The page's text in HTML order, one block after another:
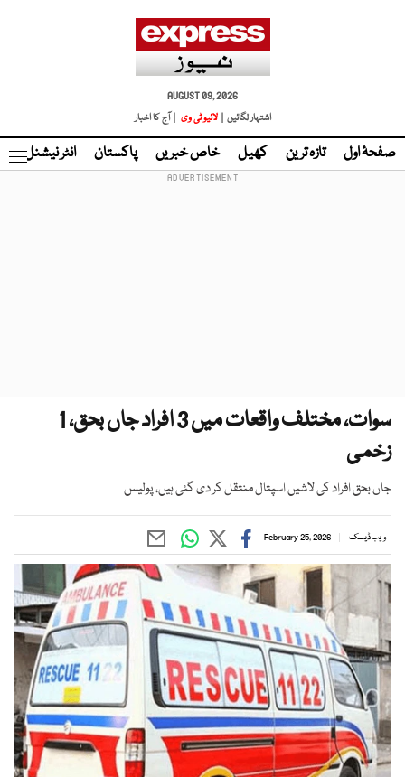
AUGUST 09, 2026
اشتہار لگائیں |
لائیو ٹی وی | آج کا اخبار
صفحۂ اول تازہ ترین کھیل خاص خبریں پاکستان انٹر نیشنل
سوات، مختلف واقعات میں 3 افراد جاں بحق، 1
زخمی
جاں بحق افراد کی لاشیں اسپتال منتقل کر دی گئی ہیں، پولیس
ویب ڈیسک February 25, 2026